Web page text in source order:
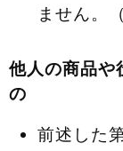
ません。
他人の商品や
の
前述した